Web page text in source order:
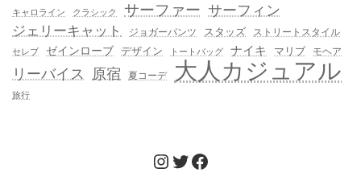
キャロライン クラシック サーファー サーフィン
ジェリーキャット
ジョガーパンツ スタッズ ストリートスタイル
セレブ ゼインローブ デザイン トートバッグ ナイキ マリブ モヘア
リーバイス 原宿 夏コーデ 大人カジュアル
旅行
Instagram
Twitter
Facebook